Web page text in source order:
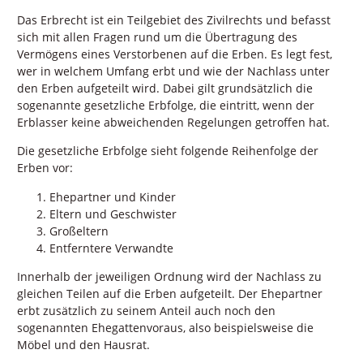
Das Erbrecht ist ein Teilgebiet des Zivilrechts und befasst
sich mit allen Fragen rund um die Übertragung des
Vermögens eines Verstorbenen auf die Erben. Es legt fest,
wer in welchem Umfang erbt und wie der Nachlass unter
den Erben aufgeteilt wird. Dabei gilt grundsätzlich die
sogenannte gesetzliche Erbfolge, die eintritt, wenn der
Erblasser keine abweichenden Regelungen getroffen hat.
Die gesetzliche Erbfolge sieht folgende Reihenfolge der
Erben vor:
Ehepartner und Kinder
Eltern und Geschwister
Großeltern
Entferntere Verwandte
Innerhalb der jeweiligen Ordnung wird der Nachlass zu
gleichen Teilen auf die Erben aufgeteilt. Der Ehepartner
erbt zusätzlich zu seinem Anteil auch noch den
sogenannten Ehegattenvoraus, also beispielsweise die
Möbel und den Hausrat.